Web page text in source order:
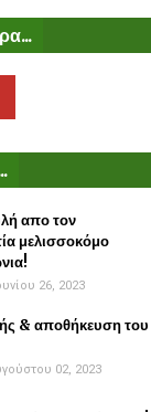
απο τον
μελισσοκόμο
26, 2023
& αποθήκευση του
02, 2023